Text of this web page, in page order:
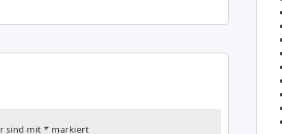
sind mit * markiert